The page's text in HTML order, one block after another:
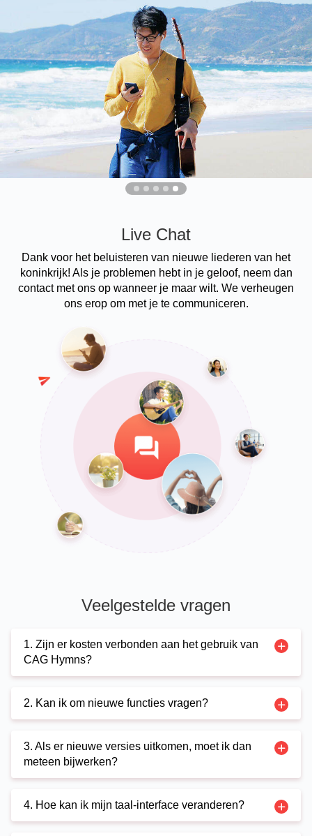
Live Chat
Dank voor het beluisteren van nieuwe liederen van het
koninkrijk! Als je problemen hebt in je geloof, neem dan
contact met ons op wanneer je maar wilt. We verheugen
ons erop om met je te communiceren.
Veelgestelde vragen
1. Zijn er kosten verbonden aan het gebruik van
CAG Hymns?
2. Kan ik om nieuwe functies vragen?
3. Als er nieuwe versies uitkomen, moet ik dan
meteen bijwerken?
4. Hoe kan ik mijn taal-interface veranderen?